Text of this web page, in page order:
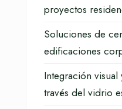
proyectos
Soluciones de
edificaciones
Integración
través del vidrio